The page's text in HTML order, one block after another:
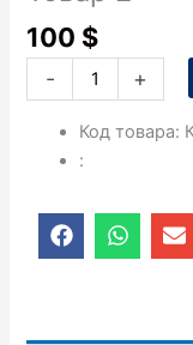
100 $
- +
Код товара:
:
F
a
o
W
h
a
E
n
o